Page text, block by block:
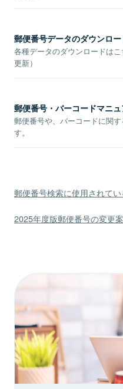
郵便番号データのダウンロー
各種データのダウンロードは
更新）
郵便番号・バーコードマニ
郵便番号や、バーコードに関
す。
郵便番号検索に使用されて
2025年度版郵便番号の変更